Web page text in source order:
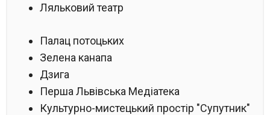
Ляльковий театр
Палац потоцьких
Зелена канапа
Дзига
Перша Львівська Медіатека
Культурно-мистецький простір "Супутник"